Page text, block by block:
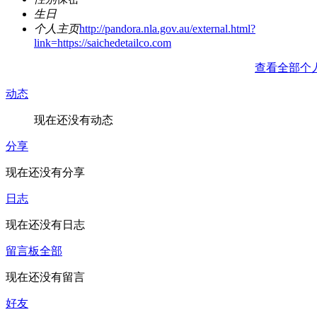
生日
个人主页http://pandora.nla.gov.au/external.html?
link=https://saichedetailco.com
查看全部个
动态
现在还没有动态
分享
现在还没有分享
日志
现在还没有日志
留言板全部
现在还没有留言
好友